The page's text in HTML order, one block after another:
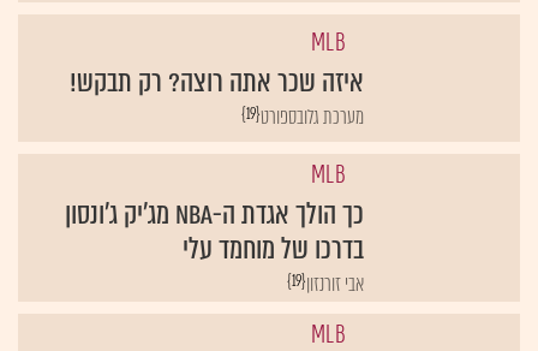
MLB
איזה שכר אתה רוצה? רק תבקש!
{19}מערכת גלובספורט
MLB
כך הולך אגדת ה-NBA מג'יק ג'ונסון
בדרכו של מוחמד עלי
{19}אבי זורנזון
MLB